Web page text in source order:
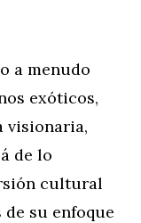
a menudo
exóticos,
visionaria,
de lo
cultural
su enfoque